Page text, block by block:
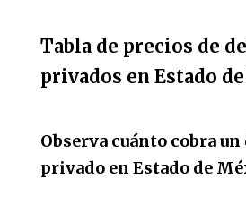
Tabla de precios de
privados en Estado
Observa cuánto cobra
privado en Estado de